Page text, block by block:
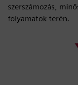
szerszámozás,
folyamatok terén.